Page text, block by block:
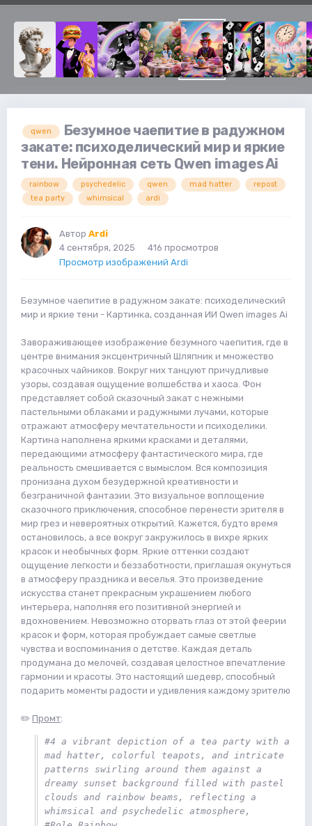
qwen
Безумное чаепитие в радужном
закате: психоделический мир и яркие
тени. Нейронная сеть Qwen images Ai
rainbow psychedelic qwen mad hatter
repost
tea party
whimsical ardi
Автор Ardi
4 сентября, 2025
416 просмотров
Просмотр изображений Ardi
Безумное чаепитие в радужном закате: психоделический
мир и яркие тени - Картинка, созданная ИИ Qwen images Ai
Завораживающее изображение безумного чаепития, где в
центре внимания эксцентричный Шляпник и множество
красочных чайников. Вокруг них танцуют причудливые
узоры, создавая ощущение волшебства и хаоса. Фон
представляет собой сказочный закат с нежными
пастельными облаками и радужными лучами, которые
отражают атмосферу мечтательности и психоделики.
Картина наполнена яркими красками и деталями,
передающими атмосферу фантастического мира, где
реальность смешивается с вымыслом. Вся композиция
пронизана духом безудержной креативности и
безграничной фантазии. Это визуальное воплощение
сказочного приключения, способное перенести зрителя в
мир грез и невероятных открытий. Кажется, будто время
остановилось, а все вокруг закружилось в вихре ярких
красок и необычных форм. Яркие оттенки создают
ощущение легкости и беззаботности, приглашая окунуться
в атмосферу праздника и веселья. Это произведение
искусства станет прекрасным украшением любого
интерьера, наполняя его позитивной энергией и
вдохновением. Невозможно оторвать глаз от этой феерии
красок и форм, которая пробуждает самые светлые
чувства и воспоминания о детстве. Каждая деталь
продумана до мелочей, создавая целостное впечатление
гармонии и красоты. Это настоящий шедевр, способный
подарить моменты радости и удивления каждому зрителю
✏️ Промт:
#4 a vibrant depiction of a tea party with a
mad hatter, colorful teapots, and intricate
patterns swirling around them against a
dreamy sunset background filled with pastel
clouds and rainbow beams, reflecting a
whimsical and psychedelic atmosphere,